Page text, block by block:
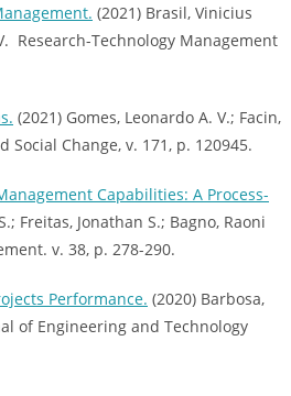
(2021) Brasil, Vinicius
Research-Technology Management
(2021) Gomes, Leonardo A. V.; Facin,
Social Change, v. 171, p. 120945.
Capabilities: A Process-
Freitas, Jonathan S.; Bagno, Raoni
v. 38, p. 278-290.
Performance. (2020) Barbosa,
of Engineering and Technology